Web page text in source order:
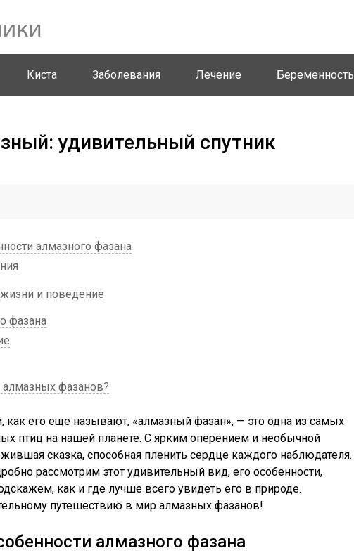
Киста Заболевания Лечение Беременность
удивительный спутник
алмазного фазана
и поведение
фазана
алмазных фазанов?
как его еще называют, «алмазный фазан», — это одна из самых
птиц на нашей планете. С ярким оперением и необычной
сказка, способная пленить сердце каждого наблюдателя.
рассмотрим этот удивительный вид, его особенности,
как и где лучше всего увидеть его в природе.
путешествию в мир алмазных фазанов!
алмазного фазана